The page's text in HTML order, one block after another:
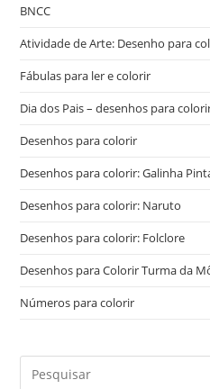
BNCC
Atividade de Arte: Desenho para
Fábulas para ler e colorir
Dia dos Pais – desenhos para
Desenhos para colorir
Desenhos para colorir: Galinha
Desenhos para colorir: Naruto
Desenhos para colorir: Folclore
Desenhos para Colorir Turma da
Números para colorir